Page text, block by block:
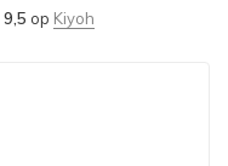
9,5 op Kiyoh